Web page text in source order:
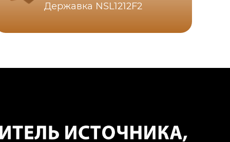
Державка NSL1212F2